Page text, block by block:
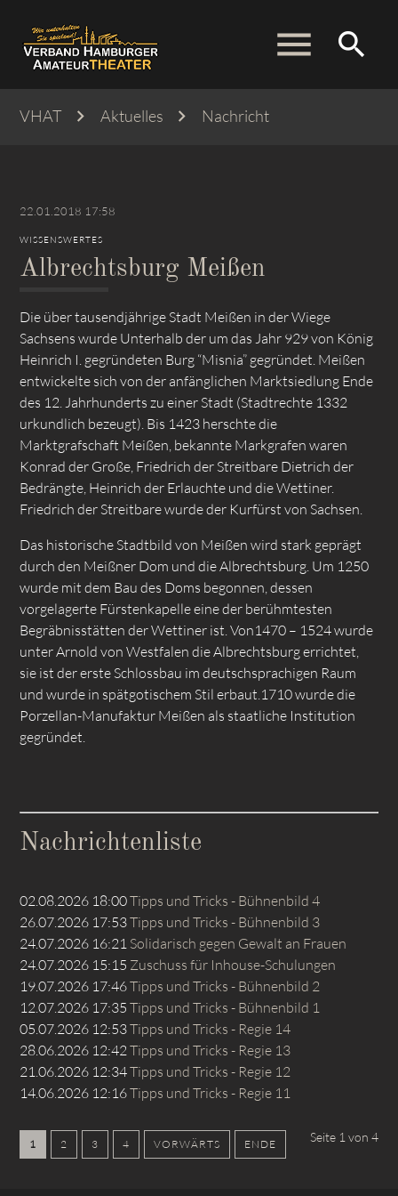
menu search
VHAT Aktuelles Nachricht
22.01.2018 17:58
WISSENSWERTES
Albrechtsburg Meißen
Die über tausendjährige Stadt Meißen in der Wiege
Sachsens wurde Unterhalb der um das Jahr 929 von König
Heinrich I. gegründeten Burg “Misnia” gegründet. Meißen
entwickelte sich von der anfänglichen Marktsiedlung Ende
des 12. Jahrhunderts zu einer Stadt (Stadtrechte 1332
urkundlich bezeugt). Bis 1423 herschte die
Marktgrafschaft Meißen, bekannte Markgrafen waren
Konrad der Große, Friedrich der Streitbare Dietrich der
Bedrängte, Heinrich der Erlauchte und die Wettiner.
Friedrich der Streitbare wurde der Kurfürst von Sachsen.
Das historische Stadtbild von Meißen wird stark geprägt
durch den Meißner Dom und die Albrechtsburg. Um 1250
wurde mit dem Bau des Doms begonnen, dessen
vorgelagerte Fürstenkapelle eine der berühmtesten
Begräbnisstätten der Wettiner ist. Von1470 – 1524 wurde
unter Arnold von Westfalen die Albrechtsburg errichtet,
sie ist der erste Schlossbau im deutschsprachigen Raum
und wurde in spätgotischem Stil erbaut.1710 wurde die
Porzellan-Manufaktur Meißen als staatliche Institution
gegründet.
Nachrichtenliste
02.08.2026 18:00Tipps und Tricks - Bühnenbild 4
26.07.2026 17:53Tipps und Tricks - Bühnenbild 3
24.07.2026 16:21 Solidarisch gegen Gewalt an Frauen
24.07.2026 15:15 Zuschuss für Inhouse-Schulungen
19.07.2026 17:46Tipps und Tricks - Bühnenbild 2
12.07.2026 17:35 Tipps und Tricks - Bühnenbild 1
05.07.2026 12:53Tipps und Tricks - Regie 14
28.06.2026 12:42 Tipps und Tricks - Regie 13
21.06.2026 12:34Tipps und Tricks - Regie 12
14.06.2026 12:16Tipps und Tricks - Regie 11
Seite 1 von 4
1 2 3 4 VORWÄRTS ENDE